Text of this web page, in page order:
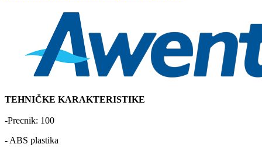
TEHNIČKE KARAKTERISTIKE
-Precnik: 100
- ABS plastika